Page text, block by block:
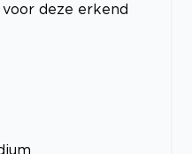
deze erkend